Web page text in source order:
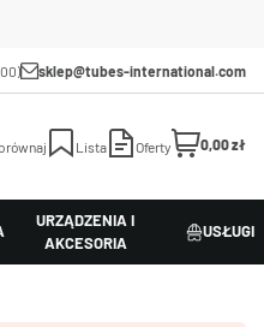
sklep@tubes-international.com
Lista Oferty 0,00 zł
URZĄDZENIA I
AKCESORIA
USŁUGI